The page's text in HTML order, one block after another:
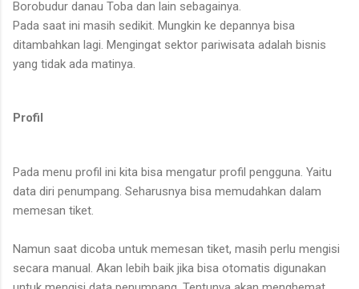
Borobudur danau Toba dan lain sebagainya.
Pada saat ini masih sedikit. Mungkin ke depannya bisa
ditambahkan lagi. Mengingat sektor pariwisata adalah bisnis
yang tidak ada matinya.
Profil
Pada menu profil ini kita bisa mengatur profil pengguna. Yaitu
data diri penumpang. Seharusnya bisa memudahkan dalam
memesan tiket.
Namun saat dicoba untuk memesan tiket, masih perlu mengisi
secara manual. Akan lebih baik jika bisa otomatis digunakan